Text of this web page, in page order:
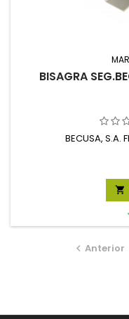
BISAGRA
BECUSA, S.A.

 Anterior